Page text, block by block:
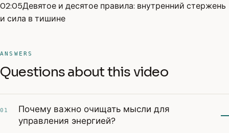
02:05Девятое и десятое правила: внутренний стержень
и сила в тишине
ANSWERS
Questions about this video
01
Почему важно очищать мысли для
управления энергией?